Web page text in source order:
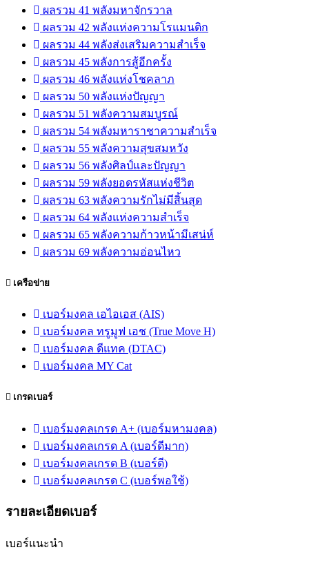
ผลรวม 41 พลังมหาจักรวาล
ผลรวม 42 พลังแห่งความโรแมนติก
ผลรวม 44 พลังส่งเสริมความสำเร็จ
ผลรวม 45 พลังการสู้อีกครั้ง
ผลรวม 46 พลังแห่งโชคลาภ
ผลรวม 50 พลังแห่งปัญญา
ผลรวม 51 พลังความสมบูรณ์
ผลรวม 54 พลังมหาราชาความสำเร็จ
ผลรวม 55 พลังความสุขสมหวัง
ผลรวม 56 พลังศิลป์และปัญญา
ผลรวม 59 พลังยอดรหัสแห่งชีวิต
ผลรวม 63 พลังความรักไม่มีสิ้นสุด
ผลรวม 64 พลังแห่งความสำเร็จ
ผลรวม 65 พลังความก้าวหน้ามีเสน่ห์
ผลรวม 69 พลังความอ่อนไหว
เครือข่าย
เบอร์มงคล เอไอเอส (AIS)
เบอร์มงคล ทรูมูฟ เอช (True Move H)
เบอร์มงคล ดีแทค (DTAC)
เบอร์มงคล MY Cat
เกรดเบอร์
เบอร์มงคลเกรด A+ (เบอร์มหามงคล)
เบอร์มงคลเกรด A (เบอร์ดีมาก)
เบอร์มงคลเกรด B (เบอร์ดี)
เบอร์มงคลเกรด C (เบอร์พอใช้)
รายละเอียดเบอร์
เบอร์แนะนำ